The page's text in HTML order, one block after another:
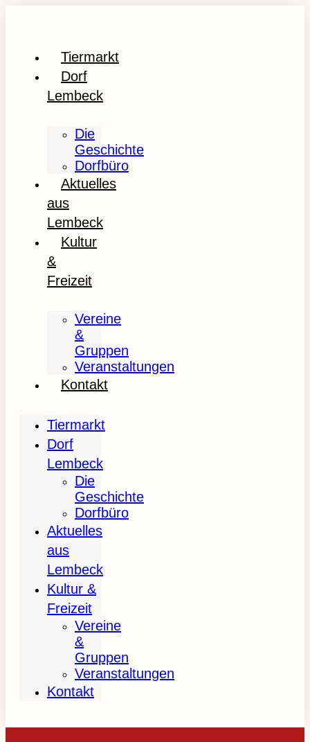
Tiermarkt
Dorf
Lembeck
Die
Geschichte
Dorfbüro
Aktuelles
aus
Lembeck
Kultur
&
Freizeit
Vereine
&
Gruppen
Veranstaltungen
Kontakt
Tiermarkt
Dorf
Lembeck
Die
Geschichte
Dorfbüro
Aktuelles
aus
Lembeck
Kultur &
Freizeit
Vereine
&
Gruppen
Veranstaltungen
Kontakt